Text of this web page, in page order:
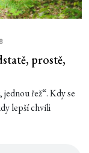
prostě,
řež“. Kdy se
lepší chvíli